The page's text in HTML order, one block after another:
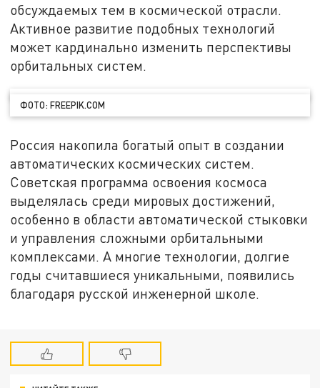
обсуждаемых тем в космической отрасли.
Активное развитие подобных технологий
может кардинально изменить перспективы
орбитальных систем.
ФОТО: FREEPIK.COM
Россия накопила богатый опыт в создании
автоматических космических систем.
Советская программа освоения космоса
выделялась среди мировых достижений,
особенно в области автоматической стыковки
и управления сложными орбитальными
комплексами. А многие технологии, долгие
годы считавшиеся уникальными, появились
благодаря русской инженерной школе.